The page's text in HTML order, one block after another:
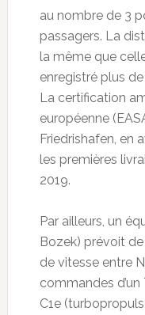
au nombre de 3
passagers. La
la même que
enregistré plus
La certification
européenne
Friedrishafen, en
les premières
2019.
Par ailleurs, un
Bozek) prévoit
de vitesse entre
commandes
C1e